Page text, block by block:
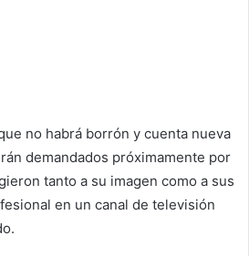
no habrá borrón y cuenta nueva
demandados próximamente por
tanto a su imagen como a sus
en un canal de televisión